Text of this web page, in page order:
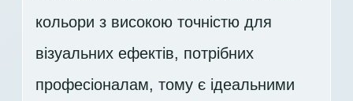
кольори з високою точністю для
візуальних ефектів, потрібних
професіоналам, тому є ідеальними